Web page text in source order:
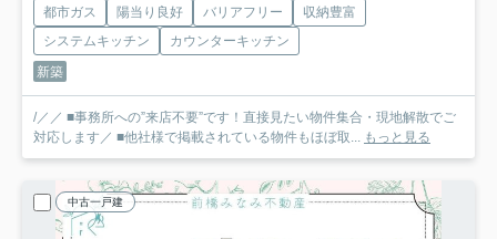
都市ガス 陽当り良好 バリアフリー
収納豊富
システムキッチン
カウンターキッチン
新築
/／／ ■事務所への”来店不要”です！直接見たい物件集合・現地解散でご
対応します／ ■他社様で掲載されている物件もほぼ取... もっと見る
中古一戸建